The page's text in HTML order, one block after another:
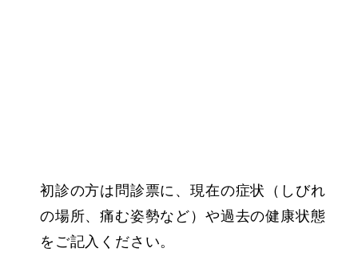
初診の方は問診票に、現在の症状（しびれ
の場所、痛む姿勢など）や過去の健康状態
をご記入ください。